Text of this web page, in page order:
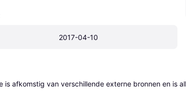
2017-04-10
is afkomstig van verschillende externe bronnen en is